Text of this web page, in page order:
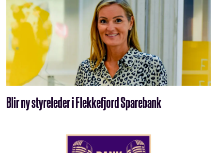
Blir ny styreleder i Flekkefjord Sparebank